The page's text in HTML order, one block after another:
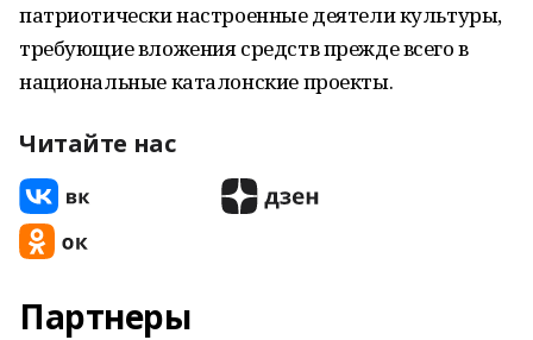
патриотически настроенные деятели культуры,
требующие вложения средств прежде всего в
национальные каталонские проекты.
Читайте нас
Партнеры